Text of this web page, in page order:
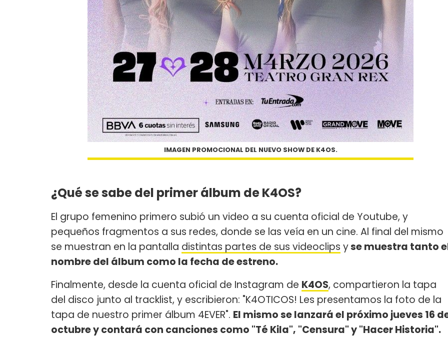
IMAGEN PROMOCIONAL DEL NUEVO SHOW DE K4OS.
¿Qué se sabe del primer álbum de K4OS?
El grupo femenino primero subió un video a su cuenta oficial de Youtube, y
pequeños fragmentos a sus redes, donde se las veía en un cine. Al final del mismo
se muestran en la pantalla distintas partes de sus videoclips yse muestra tanto
nombre del álbum como la fecha de estreno.
Finalmente, desde la cuenta oficial de Instagram de K4OS, compartieron la tapa
del disco junto al tracklist, y escribieron: "K4OTICOS! Les presentamos la foto de la
tapa de nuestro primer álbum 4EVER". El mismo se lanzará el próximo jueves 16
octubre y contará con canciones como "Té Kila", "Censura" y "Hacer Historia".